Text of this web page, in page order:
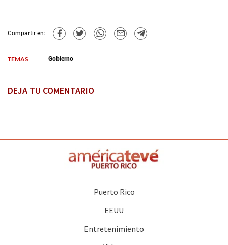
Compartir en:
TEMAS Gobierno
DEJA TU COMENTARIO
Puerto Rico
EEUU
Entretenimiento